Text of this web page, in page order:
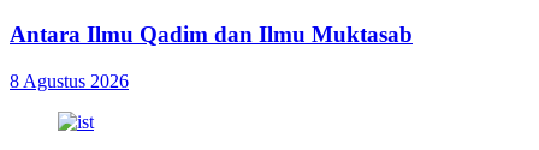
Antara Ilmu Qadim dan Ilmu Muktasab
8 Agustus 2026